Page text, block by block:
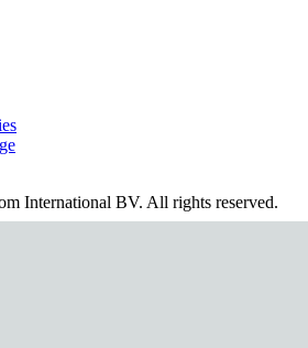
International BV. All rights reserved.